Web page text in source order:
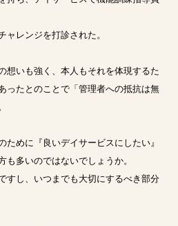
ャレンジを打診された。
想いも強く、本人もそれを体現するた
ったとのことで「管理者への抵抗は無
ために『良いデイサービスにしたい』
も多いのではないでしょうか。
すし、いつまでも大切にするべき部分